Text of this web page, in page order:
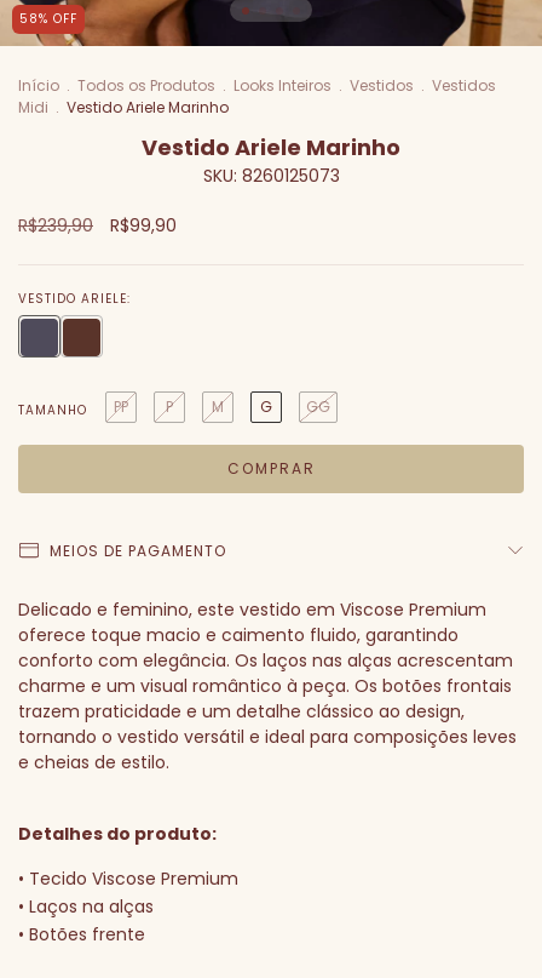
58% OFF
Início . Todos os Produtos . Looks Inteiros . Vestidos . Vestidos
Midi . Vestido Ariele Marinho
Vestido Ariele Marinho
SKU: 8260125073
R$239,90 R$99,90
VESTIDO ARIELE:
TAMANHO PP P M G GG
MEIOS DE PAGAMENTO
Delicado e feminino, este vestido em Viscose Premium
oferece toque macio e caimento fluido, garantindo
conforto com elegância. Os laços nas alças acrescentam
charme e um visual romântico à peça. Os botões frontais
trazem praticidade e um detalhe clássico ao design,
tornando o vestido versátil e ideal para composições leves
e cheias de estilo.
Detalhes do produto:
• Tecido Viscose Premium
• Laços na alças
• Botões frente